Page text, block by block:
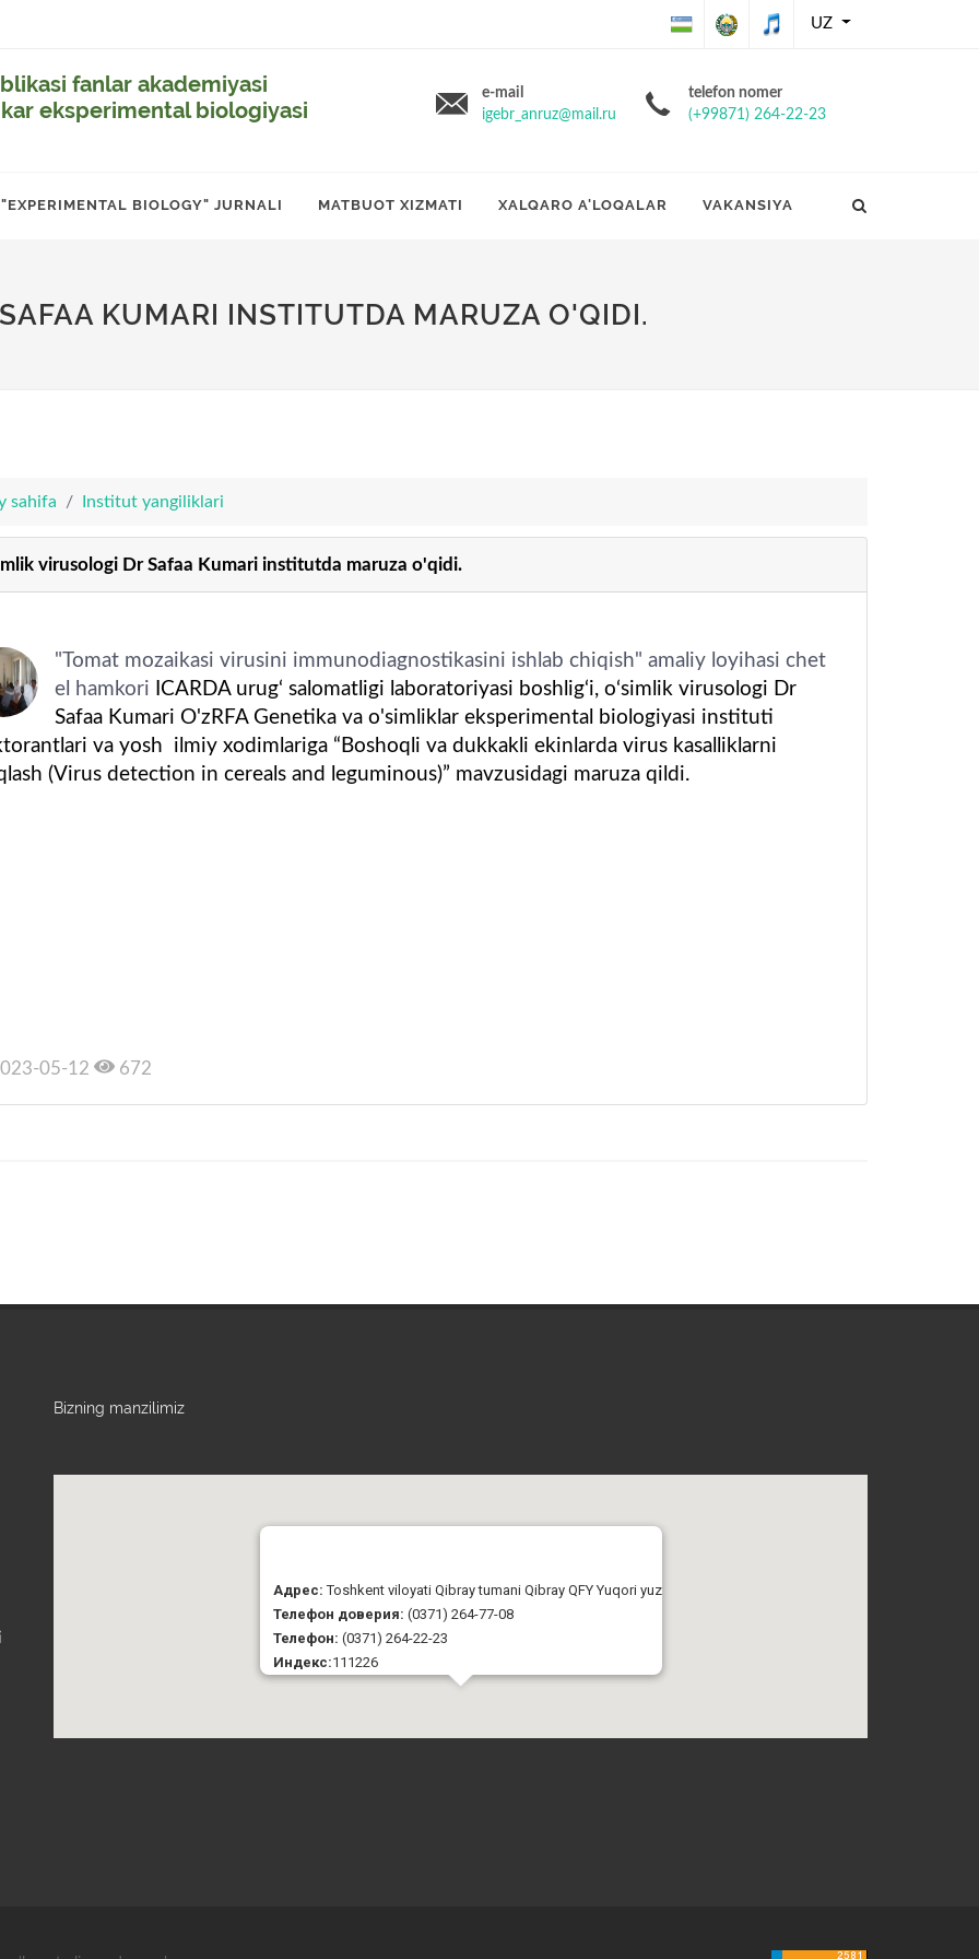
Respublikasining
RespublikasiRespublikasi
UZ
fanlar akademiyasi
eksperimental biologiyasi
e-mail
igebr_anruz@mail.ru
telefon nomer
(+99871) 264-22-23
"EXPERIMENTAL BIOLOGY" JURNALI MATBUOT XIZMATI XALQARO A'LOQALAR VAKANSIYA
KUMARI INSTITUTDA MARUZA O'QIDI.
sahifa Institut yangiliklari
virusologi Dr Safaa Kumari institutda maruza o'qidi.
"Tomat mozaikasi virusini immunodiagnostikasini ishlab chiqish" amaliy loyihasi chet
el hamkori
ICARDA urug‘ salomatligi laboratoriyasi boshlig‘i, o‘simlik virusologi Dr
Safaa Kumari O'zRFA Genetika va o'simliklar eksperimental biologiyasi instituti
va yosh ilmiy xodimlariga “Boshoqli va dukkakli ekinlarda virus kasalliklarni
(Virus detection in cereals and leguminous)” mavzusidagi maruza qildi.
05-12 672
Bizning manzilimiz
Адрес:Toshkent viloyati Qibray tumani Qibray QFY Yuqori yuz
Телефон доверия: (0371) 264-77-08
Телефон: (0371) 264-22-23
Индекс:111226